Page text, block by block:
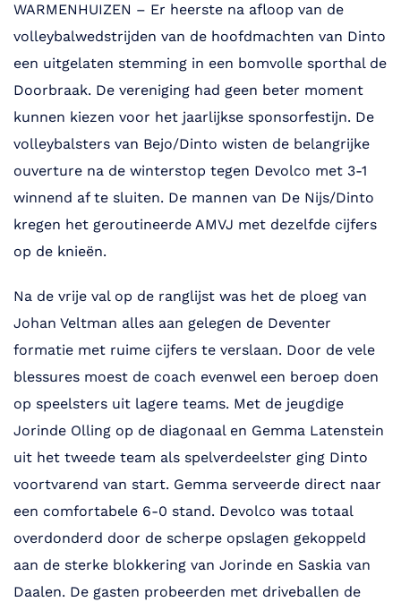
WARMENHUIZEN – Er heerste na afloop van de
volleybalwedstrijden van de hoofdmachten van Dinto
een uitgelaten stemming in een bomvolle sporthal de
Doorbraak. De vereniging had geen beter moment
kunnen kiezen voor het jaarlijkse sponsorfestijn. De
volleybalsters van Bejo/Dinto wisten de belangrijke
ouverture na de winterstop tegen Devolco met 3-1
winnend af te sluiten. De mannen van De Nijs/Dinto
kregen het geroutineerde AMVJ met dezelfde cijfers
op de knieën.
Na de vrije val op de ranglijst was het de ploeg van
Johan Veltman alles aan gelegen de Deventer
formatie met ruime cijfers te verslaan. Door de vele
blessures moest de coach evenwel een beroep doen
op speelsters uit lagere teams. Met de jeugdige
Jorinde Olling op de diagonaal en Gemma Latenstein
uit het tweede team als spelverdeelster ging Dinto
voortvarend van start. Gemma serveerde direct naar
een comfortabele 6-0 stand. Devolco was totaal
overdonderd door de scherpe opslagen gekoppeld
aan de sterke blokkering van Jorinde en Saskia van
Daalen. De gasten probeerden met driveballen de